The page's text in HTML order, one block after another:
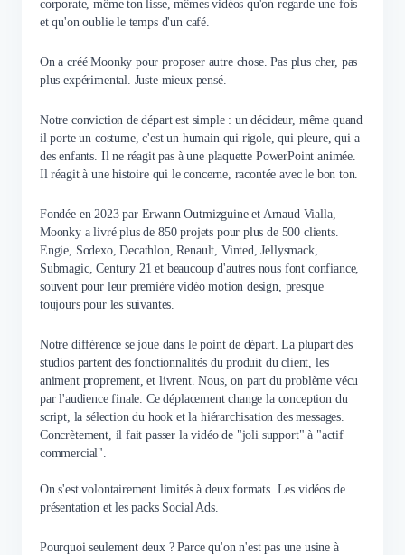
corporate, même ton lisse, mêmes vidéos qu'on regarde une fois
et qu'on oublie le temps d'un café.
On a créé Moonky pour proposer autre chose. Pas plus cher, pas
plus expérimental. Juste mieux pensé.
Notre conviction de départ est simple : un décideur, même quand
il porte un costume, c'est un humain qui rigole, qui pleure, qui a
des enfants. Il ne réagit pas à une plaquette PowerPoint animée.
Il réagit à une histoire qui le concerne, racontée avec le bon ton.
Fondée en 2023 par Erwann Outmizguine et Arnaud Vialla,
Moonky a livré plus de 850 projets pour plus de 500 clients.
Engie, Sodexo, Decathlon, Renault, Vinted, Jellysmack,
Submagic, Century 21 et beaucoup d'autres nous font confiance,
souvent pour leur première vidéo motion design, presque
toujours pour les suivantes.
Notre différence se joue dans le point de départ. La plupart des
studios partent des fonctionnalités du produit du client, les
animent proprement, et livrent. Nous, on part du problème vécu
par l'audience finale. Ce déplacement change la conception du
script, la sélection du hook et la hiérarchisation des messages.
Concrètement, il fait passer la vidéo de "joli support" à "actif
commercial".
On s'est volontairement limités à deux formats. Les vidéos de
présentation et les packs Social Ads.
Pourquoi seulement deux ? Parce qu'on n'est pas une usine à